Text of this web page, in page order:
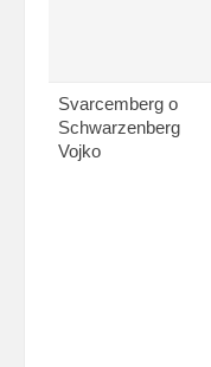
Svarcemberg o
Schwarzenberg
Vojko